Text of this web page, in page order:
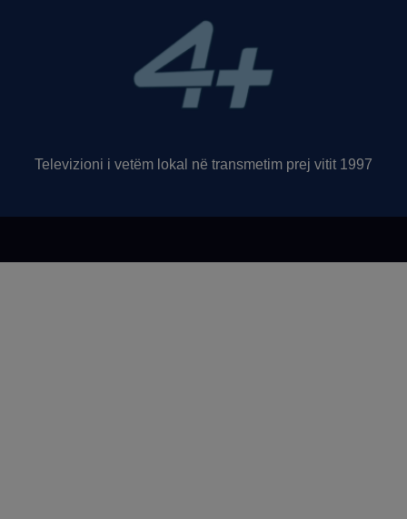
Televizioni i vetëm lokal në transmetim prej vitit 1997